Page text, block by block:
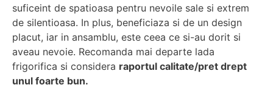
suficeint de spatioasa pentru nevoile sale si extrem
de silentioasa. In plus, beneficiaza si de un design
placut, iar in ansamblu, este ceea ce si-au dorit si
aveau nevoie. Recomanda mai departe lada
frigorifica si considera raportul calitate/pret drept
unul foarte bun.